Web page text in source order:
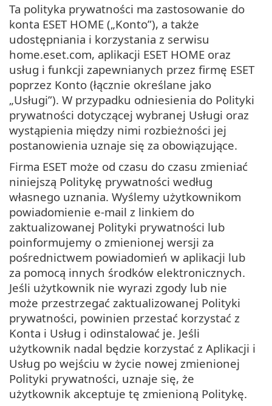
Ta polityka prywatności ma zastosowanie do
konta ESET HOME („Konto”), a także
udostępniania i korzystania z serwisu
home.eset.com, aplikacji ESET HOME oraz
usług i funkcji zapewnianych przez firmę ESET
poprzez Konto (łącznie określane jako
„Usługi”). W przypadku odniesienia do Polityki
prywatności dotyczącej wybranej Usługi oraz
wystąpienia między nimi rozbieżności jej
postanowienia uznaje się za obowiązujące.
Firma ESET może od czasu do czasu zmieniać
niniejszą Politykę prywatności według
własnego uznania. Wyślemy użytkownikom
powiadomienie e-mail z linkiem do
zaktualizowanej Polityki prywatności lub
poinformujemy o zmienionej wersji za
pośrednictwem powiadomień w aplikacji lub
za pomocą innych środków elektronicznych.
Jeśli użytkownik nie wyrazi zgody lub nie
może przestrzegać zaktualizowanej Polityki
prywatności, powinien przestać korzystać z
Konta i Usług i odinstalować je. Jeśli
użytkownik nadal będzie korzystać z Aplikacji i
Usług po wejściu w życie nowej zmienionej
Polityki prywatności, uznaje się, że
użytkownik akceptuje tę zmienioną Politykę.